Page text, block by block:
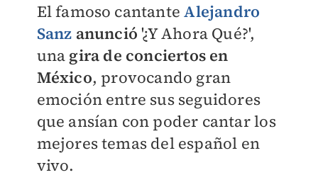
El famoso cantanteAlejandro
Sanz anunció'¿Y Ahora Qué?',
una gira de conciertos en
México, provocando gran
emoción entre sus seguidores
que ansían con poder cantar los
mejores temas del español en
vivo.